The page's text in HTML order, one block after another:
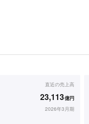
直近の売上高
23,113億円
2026年3月期